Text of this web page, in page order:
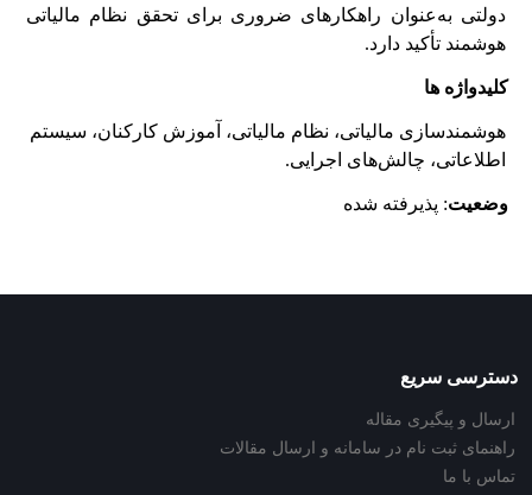
دولتی به‌عنوان راهکارهای ضروری برای تحقق نظام مالیاتی
هوشمند تأکید دارد.
کلیدواژه ها
هوشمندسازی مالیاتی، نظام مالیاتی، آموزش کارکنان، سیستم
اطلاعاتی، چالش‌های اجرایی.
وضعیت: پذیرفته شده
دسترسی سریع
ارسال و پیگیری مقاله
راهنمای ثبت نام در سامانه و ارسال مقالات
تماس با ما